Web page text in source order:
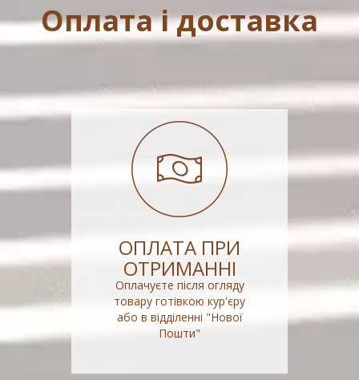
Оплата і доставка
ОПЛАТА ПРИ
ОТРИМАННІ
Оплачуєте після огляду
товару готівкою кур'єру
або в відділенні "Нової
Пошти"